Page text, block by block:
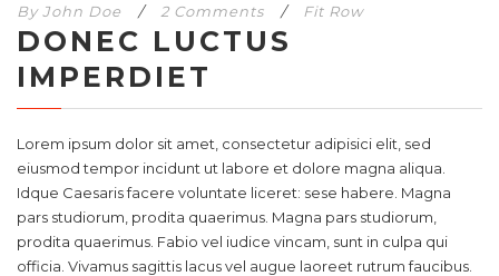
ByJohn Doe / 2 Comments / Fit Row
DONEC LUCTUS
IMPERDIET
Lorem ipsum dolor sit amet, consectetur adipisici elit, sed
eiusmod tempor incidunt ut labore et dolore magna aliqua.
Idque Caesaris facere voluntate liceret: sese habere. Magna
pars studiorum, prodita quaerimus. Magna pars studiorum,
prodita quaerimus. Fabio vel iudice vincam, sunt in culpa qui
officia. Vivamus sagittis lacus vel augue laoreet rutrum faucibus.